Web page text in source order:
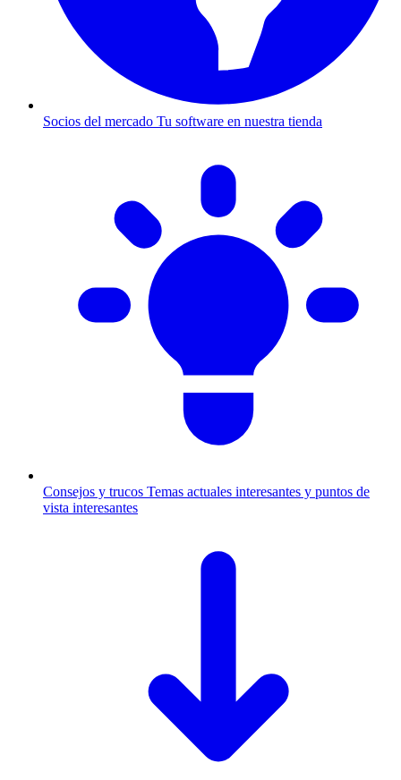
Socios del mercado Tu software en nuestra tienda
Consejos y trucos Temas actuales interesantes y puntos de
vista interesantes